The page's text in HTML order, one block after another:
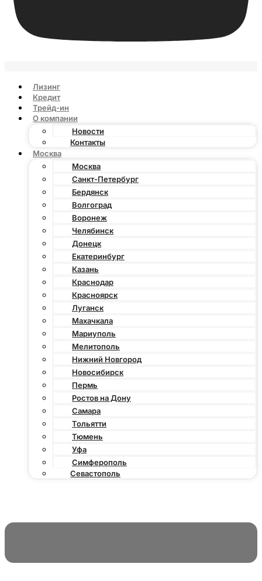
Лизинг
Кредит
Трейд-ин
О компании
Новости
Контакты
Москва
Москва
Санкт-Петербург
Бердянск
Волгоград
Воронеж
Челябинск
Донецк
Екатеринбург
Казань
Краснодар
Красноярск
Луганск
Махачкала
Мариуполь
Мелитополь
Нижний Новгород
Новосибирск
Пермь
Ростов на Дону
Самара
Тольятти
Тюмень
Уфа
Симферополь
Севастополь